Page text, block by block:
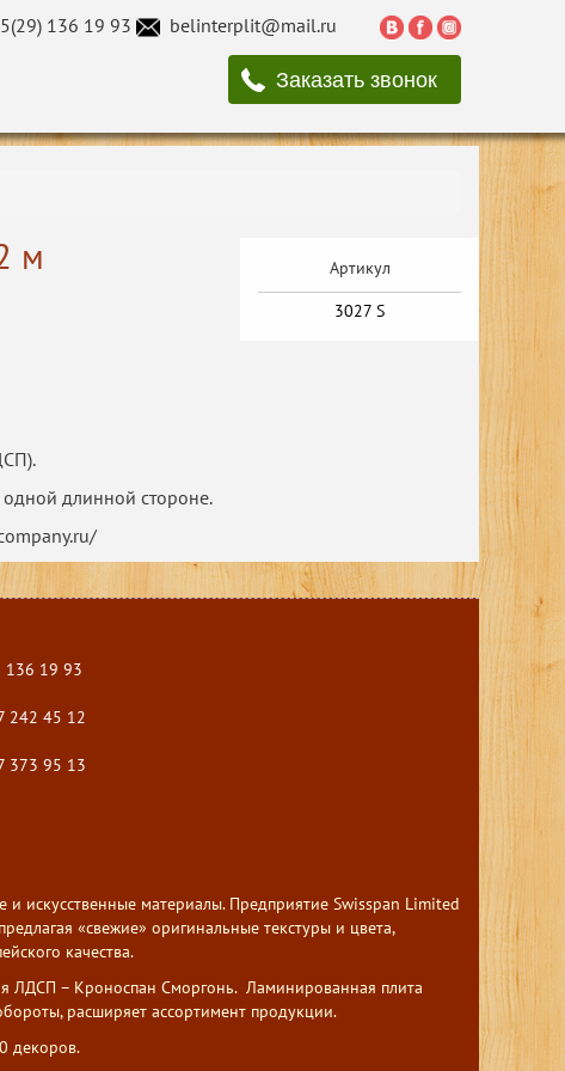
136 19 93 belinterplit@mail.ru
Заказать звонок
м
Артикул
3027 S
одной длинной стороне.
136 19 93
242 45 12
373 95 13
искусственные материалы. Предприятие Swisspan Limited
«свежие» оригинальные текстуры и цвета,
качества.
ЛДСП – Кроноспан Сморгонь. Ламинированная плита
расширяет ассортимент продукции.
декоров.